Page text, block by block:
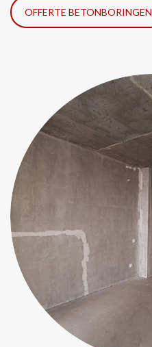
OFFERTE BETONBORINGEN